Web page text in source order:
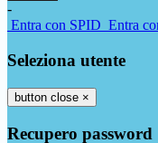
-
Entra con SPID Entra
Seleziona utente
button close ×
Recupero password